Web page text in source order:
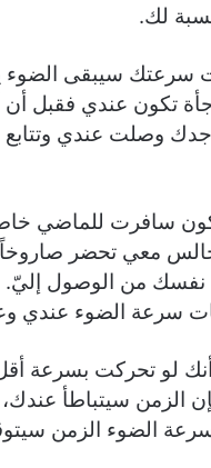
لك.
سرعتك سيبقى
تكون عندي فقبل أن
وصلت عندي
سافرت للماضي
معي تحضر
نفسك من الوصول إليّ.
سرعة الضوء عندي
أنك لو تحركت بسرعة
الزمن سيتباطأ عندك،
الضوء الزمن